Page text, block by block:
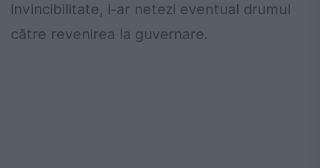
invincibilitate, i-ar netezi eventual drumul
către revenirea la guvernare.